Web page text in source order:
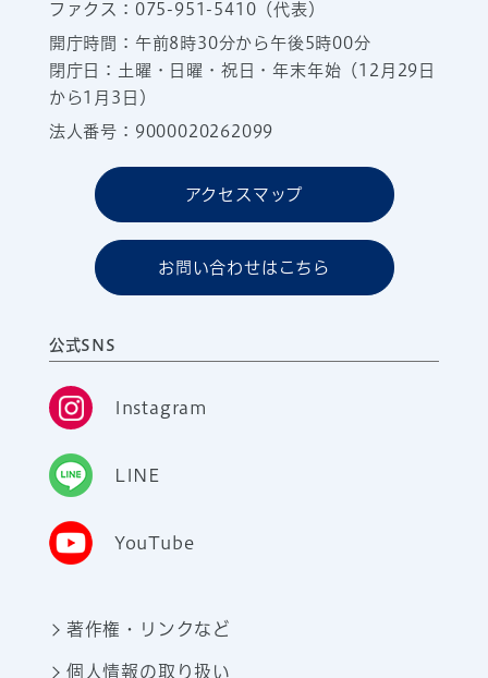
ファクス：075-951-5410（代表）
開庁時間：午前8時30分から午後5時00分
閉庁日：土曜・日曜・祝日・年末年始（12月29日
から1月3日）
法人番号：9000020262099
アクセスマップ
お問い合わせはこちら
公式SNS
Instagram
LINE
YouTube
著作権・リンクなど
個人情報の取り扱い